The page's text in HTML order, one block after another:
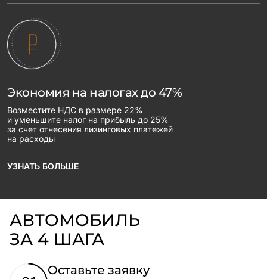
Экономия на налогах до 47%
Возместите НДС в размере 22%
и уменьшите налог на прибыль до 25%
за счет отнесения лизинговых платежей
на расходы
УЗНАТЬ БОЛЬШЕ
АВТОМОБИЛЬ
ЗА 4 ШАГА
Оставьте заявку